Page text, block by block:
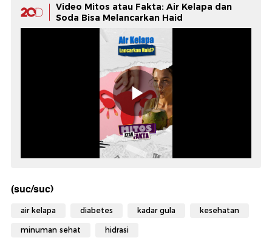
Video Mitos atau Fakta: Air Kelapa dan
Soda Bisa Melancarkan Haid
(suc/suc)
air kelapa diabetes kadar gula kesehatan
minuman sehat hidrasi